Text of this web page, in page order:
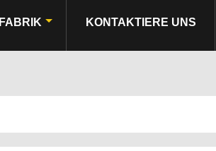
FABRIK KONTAKTIERE UNS